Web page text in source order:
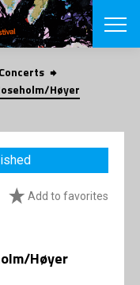
SEARCH
Danish
COPENHAGEN
VINTERJAZZ
PROGRAM
Venues &
Concerts
Høyer
Add to favorites
Høyer